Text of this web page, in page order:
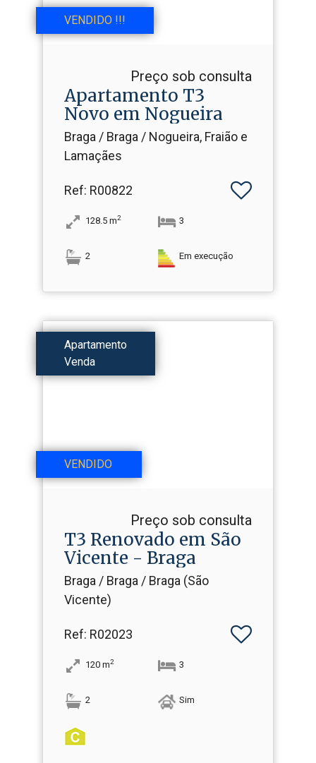
VENDIDO !!!
Preço sob consulta
Apartamento T3
Novo em Nogueira
Braga / Braga / Nogueira, Fraião e
Lamaçães
Ref: R00822
128.5 m2 3
2 Em execução
Apartamento
Venda
VENDIDO
Preço sob consulta
T3 Renovado em São
Vicente - Braga
Braga / Braga / Braga (São
Vicente)
Ref: R02023
120 m2 3
2 Sim